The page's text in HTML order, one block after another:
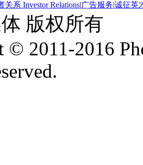
关系 Investor Relations|广告服务|诚征英
版权所有
© 2011-2016